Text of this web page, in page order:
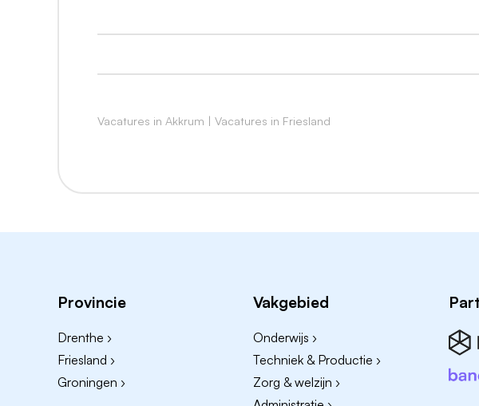
Reageer door een motivatie en CV te sturen naar
Maandag t/m vrijdag:
Kantoor: 8.00 - 12.30/13.00 - 17.30 uur
Opslag: 7.30 - 12.30/13.00 - 17.00 uur
Vacatures in Akkrum | Vacatures in Friesland
Provincie
Drenthe ›
Friesland ›
Groningen ›
Vakgebied
Onderwijs ›
Techniek & Productie ›
Zorg & welzijn ›